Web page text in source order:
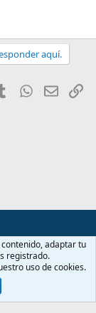
aquí.
Tumblr WhatsApp
E-mail
Ayuda
adaptar tu
registrado.
uso de cookies.